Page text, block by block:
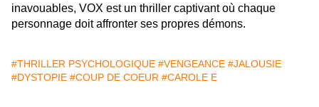
inavouables, VOX est un thriller captivant où chaque
personnage doit affronter ses propres démons.
#THRILLER PSYCHOLOGIQUE #VENGEANCE #JALOUSIE
#DYSTOPIE #COUP DE COEUR #CAROLE E